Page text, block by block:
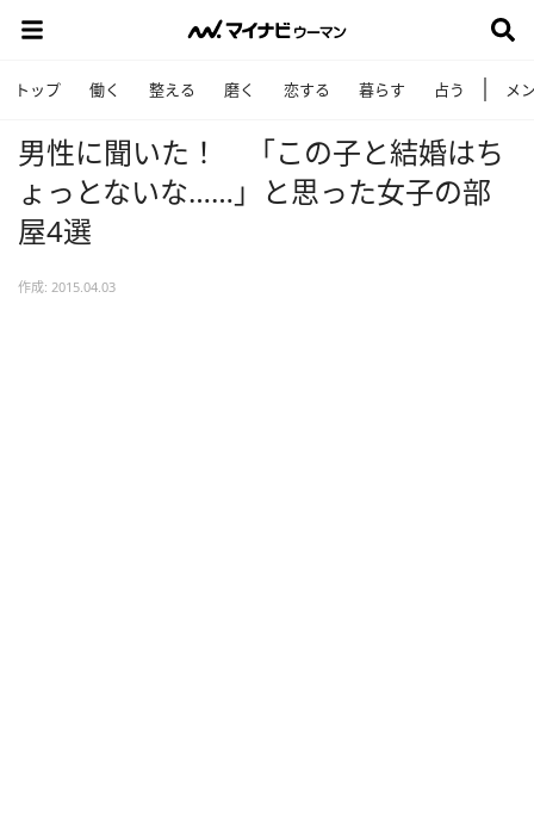
トップ 働く 整える 磨く 恋する 暮らす 占う メ
男性に聞いた！ 「この子と結婚はち
ょっとないな……」と思った女子の部
屋4選
作成: 2015.04.03